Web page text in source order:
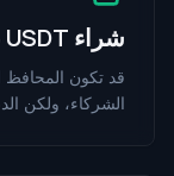
شراء USDT عبر Apple Pay أو Google Pay
قد تكون
الشركاء، ولكن